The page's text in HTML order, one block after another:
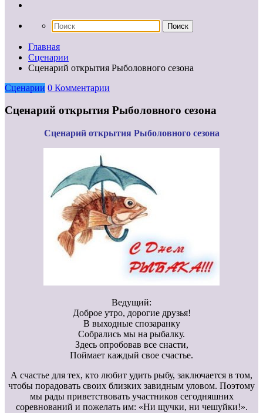
Главная
Сценарии
Сценарий открытия Рыболовного сезона
Сценарии 0 Комментарии
Сценарий открытия Рыболовного сезона
Сценарий открытия Рыболовного сезона
Ведущий:
Доброе утро, дорогие друзья!
В выходные спозаранку
Собрались мы на рыбалку.
Здесь опробовав все снасти,
Поймает каждый свое счастье.
А счастье для тех, кто любит удить рыбу, заключается в том,
чтобы порадовать своих близких завидным уловом. Поэтому
мы рады приветствовать участников сегодняшних
соревнований и пожелать им: «Ни щучки, ни чешуйки!».